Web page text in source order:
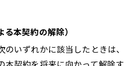
本契約の解除）
いずれかに該当したときは、